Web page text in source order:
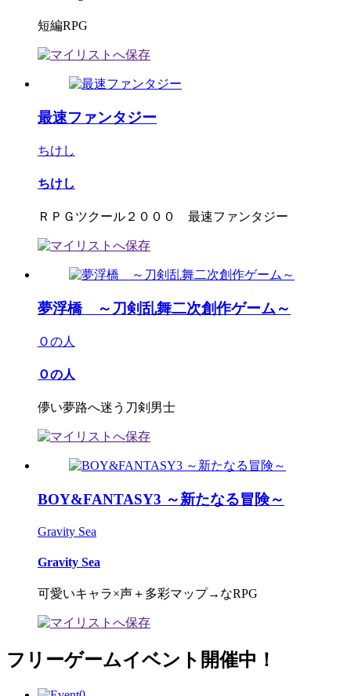
短編RPG
最速ファンタジー
ちけし
ちけし
ＲＰＧツクール２０００ 最速ファンタジー
夢浮橋 ～刀剣乱舞二次創作ゲーム～
Ｏの人
Ｏの人
儚い夢路へ迷う刀剣男士
BOY&FANTASY3 ～新たなる冒険～
Gravity Sea
Gravity Sea
可愛いキャラ×声＋多彩マップ→なRPG
フリーゲームイベント開催中！